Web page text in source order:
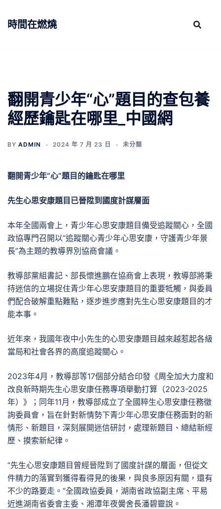
時間在燃燒
翻開青少年“心”題目的查包養
經歷鑰匙在哪里_中國網
BY ADMIN 2024 年 7 月 23 日 未分類
翻開青少年“心”題目的鑰匙在哪里
先生心思安康題目已晉陞到國度計謀層面
本年全國兩會上，青少年心思安康題目備受追蹤關心，全國
政協專門召開以“追蹤關心青少年心思安康，守護青少年景
長”為主題的教導界別協商會議。
教導部黨組書記、部長懷進鵬在協商會上表現，教導部將秉
持迷信的立場捉住青少年心思安康題目的重要牴觸，與委員
們配合破解重點難點，逐步進步應對先生心思安康題目的才
能本事。
近年來，我國年夜中小先生的心思安康題目越來越惹起各級
當局和社會各界的高度追蹤關心。
2023年4月，教導部等17個部分結合印發《周全加大力度和
改良新時期先生心思安康任務專項舉動打算（2023-2025
年）》；同年11月，教導部成立了全國粹生心思安康任務徵
詢委員會，旨在針對新情勢下青少年心思安康任務面對的新
情形、新題目，深刻展開迷信研討，處理新題目、總結新經
歷、摸索新紀律。
“先生心思安康題目曾經晉陞到了國度計謀的層面，但從文
件精力的落實到獲得看得見的後果，與良多原因有關，還有
不少的路要走。”全國政協委員，湖南省政協副主席、平易
近進湖南省委會主委、湘潭年夜黌舍長潘碧靈說。